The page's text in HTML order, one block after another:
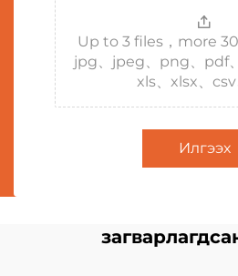
Up to 3 files，more
jpg、jpeg、png、pdf
xls、xlsx、
Илгээх